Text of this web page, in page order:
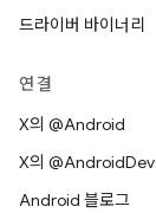
드라이버 바이너리
연결
X의 @Android
X의 @AndroidDev
Android 블로그